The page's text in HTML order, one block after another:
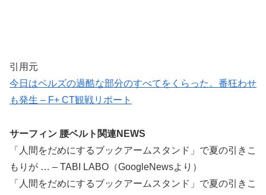
引用元
今日はベルズの過酷な部分のすべてをくらった。番狂わせ
も発生 – F+ CT観戦リポート
サーフィン 腰ベルト関連NEWS
「人間をだめにするブックアームスタンド」で夏の引きこ
もりが … – TABI LABO（GoogleNewsより）
「人間をだめにするブックアームスタンド」で夏の引きこ